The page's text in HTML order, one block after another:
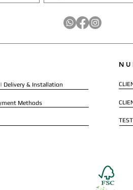
| Delivery & Installation
Methods